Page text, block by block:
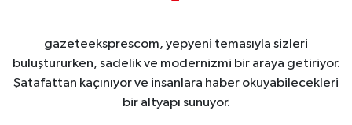
gazeteeksprescom, yepyeni temasıyla sizleri
buluştururken, sadelik ve modernizmi bir araya getiriyor.
Şatafattan kaçınıyor ve insanlara haber okuyabilecekleri
bir altyapı sunuyor.